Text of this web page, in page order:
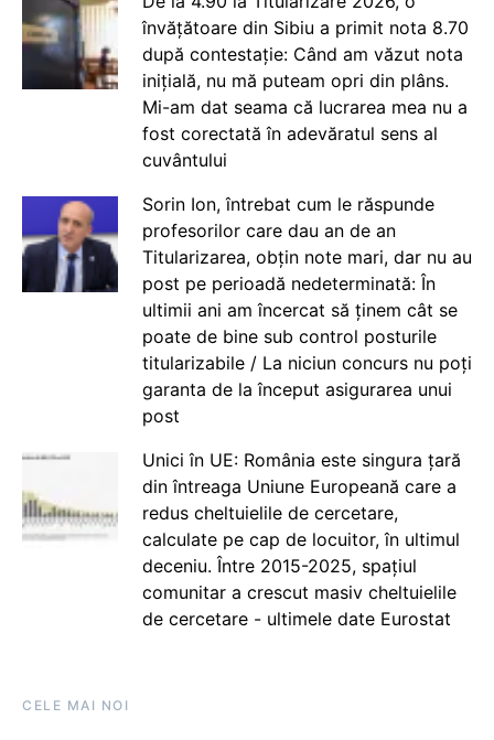
învățătoare din Sibiu a primit nota 8.70
după contestație: Când am văzut nota
inițială, nu mă puteam opri din plâns.
Mi-am dat seama că lucrarea mea nu a
fost corectată în adevăratul sens al
cuvântului
Sorin Ion, întrebat cum le răspunde
profesorilor care dau an de an
Titularizarea, obțin note mari, dar nu au
post pe perioadă nedeterminată: În
ultimii ani am încercat să ținem cât se
poate de bine sub control posturile
titularizabile / La niciun concurs nu poți
garanta de la început asigurarea unui
post
Unici în UE: România este singura țară
din întreaga Uniune Europeană care a
redus cheltuielile de cercetare,
calculate pe cap de locuitor, în ultimul
deceniu. Între 2015-2025, spațiul
comunitar a crescut masiv cheltuielile
de cercetare - ultimele date Eurostat
CELE MAI NOI